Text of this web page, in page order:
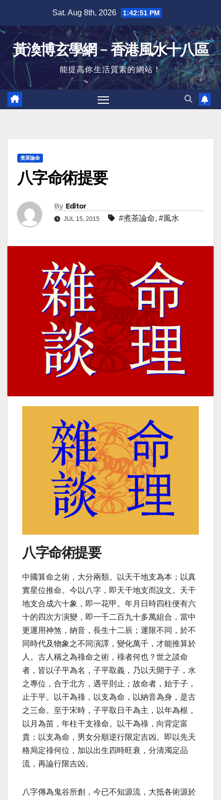
content
Sat. Aug 8th, 2026 1:42:52 PM
黃渙博玄學網﹣香港風水十八區
能提高你生活質素的網站！
煮茶論命
八字命術提要
By Editor
JUL 15, 2015 #煮茶論命, #風水
八字命術提要
中國算命之術，大分兩類。以天干地支為本；以真
實星位推命。今以八字，即天干地支而說文。天干
地支合成六十象，即一花甲。年月日時四柱便有六
十的四次方演變，即一千二百九十多萬組合，當中
更運用神煞，納音，長生十二辰；運限不同，於不
同時代及物象之不同演譯，變化萬千，才能推算於
人。 古人稱之為祿命之術，祿者何也？世之談命
者，皆以子平為名，子平取義，乃以天開于子，水
之專位，合于北方，遇平則止；故命者，始于子，
止于平。以干為祿，以支為命，以納音為身，是古
之三命。至于宋時，子平取日干為主，以年為根，
以月為苗，年柱干支祿命。以干為祿，向背定富
貴；以支為命，男女分順逆行限定吉凶。即以先天
格局定祿何位，加以出生四時旺衰，分清濁定品
流，再論行限吉凶。
八字傳為鬼谷所創，今已不知源流，大抵各術源於